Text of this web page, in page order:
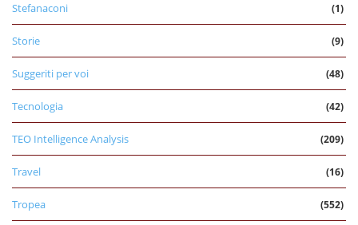
Stefanaconi (1)
Storie (9)
Suggeriti per voi (48)
Tecnologia (42)
TEO Intelligence Analysis (209)
Travel (16)
Tropea (552)